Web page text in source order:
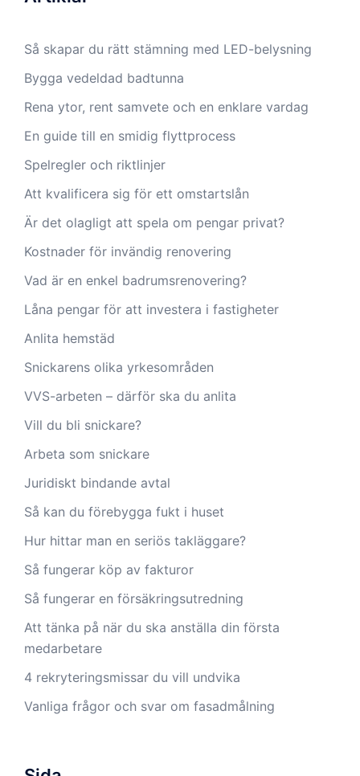
Så skapar du rätt stämning med LED-belysning
Bygga vedeldad badtunna
Rena ytor, rent samvete och en enklare vardag
En guide till en smidig flyttprocess
Spelregler och riktlinjer
Att kvalificera sig för ett omstartslån
Är det olagligt att spela om pengar privat?
Kostnader för invändig renovering
Vad är en enkel badrumsrenovering?
Låna pengar för att investera i fastigheter
Anlita hemstäd
Snickarens olika yrkesområden
VVS-arbeten – därför ska du anlita
Vill du bli snickare?
Arbeta som snickare
Juridiskt bindande avtal
Så kan du förebygga fukt i huset
Hur hittar man en seriös takläggare?
Så fungerar köp av fakturor
Så fungerar en försäkringsutredning
Att tänka på när du ska anställa din första
medarbetare
4 rekryteringsmissar du vill undvika
Vanliga frågor och svar om fasadmålning